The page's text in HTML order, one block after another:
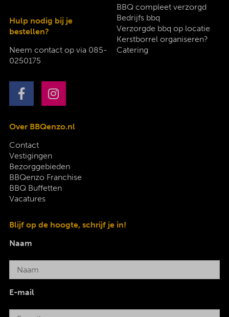
Hulp nodig bij je
bestellen?
Neem contact op via 085-
0250175
BBQ compleet verzorgd
Bedrijfs bbq
Verzorgde bbq op locatie
Kerstborrel organiseren?
Catering
Over BBQenzo.nl
Contact
Vestigingen
Bezorggebieden
BBQenzo Franchise
BBQ Buffetten
Vacatures
Blijf op de hoogte, schrijf je in!
Naam
E-mail